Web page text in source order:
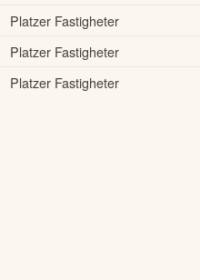
Platzer Fastigheter
Platzer Fastigheter
Platzer Fastigheter